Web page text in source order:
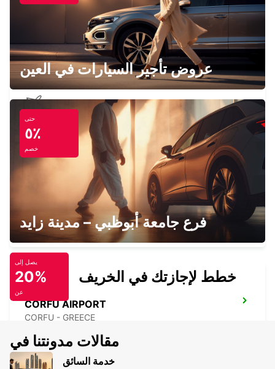
CORFU CITY
CORFU - GREECE
TIRANA AIRPORT
TIRANA - ALBANIA
TIRANA
TIRANA - ALBANIA
CORFU AIRPORT
CORFU - GREECE
عروض تأجير السيارات في العين
حتى
٥٪
خصم
فرع جامعة أبوظبي – مدينة زايد
يصل إلى
20%
عن
خطط لإجازتك في الخريف
مقالات مدونتنا في
خدمة السائق